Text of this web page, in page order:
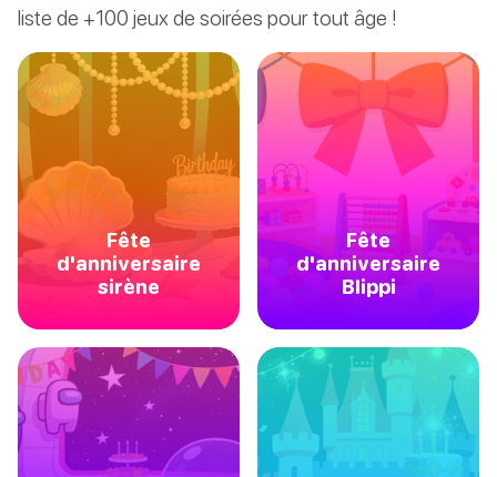
liste de +100 jeux de soirées pour tout âge !
Fête
d'anniversaire
sirène
Fête
d'anniversaire
Blippi